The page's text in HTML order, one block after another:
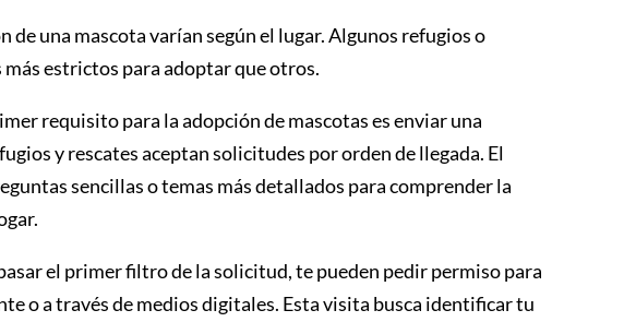
de una mascota varían según el lugar. Algunos refugios o
estrictos para adoptar que otros.
requisito para la adopción de mascotas es enviar una
y rescates aceptan solicitudes por orden de llegada. El
sencillas o temas más detallados para comprender la
el primer filtro de la solicitud, te pueden pedir permiso para
o a través de medios digitales. Esta visita busca identificar tu